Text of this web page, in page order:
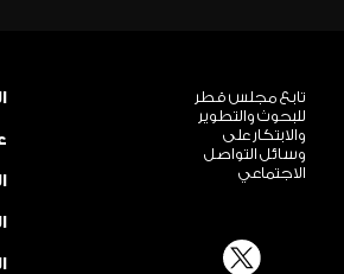
تابع مجلس قطر
للبحوث والتطوير
والابتكار على
وسائل التواصل
الاجتماعي